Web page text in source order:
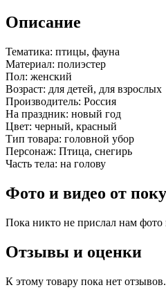
Описание
Тематика: птицы, фауна
Материал: полиэстер
Пол: женский
Возраст: для детей, для взрослых
Производитель: Россия
На праздник: новый год
Цвет: черный, красный
Тип товара: головной убор
Персонаж: Птица, снегирь
Часть тела: на голову
Фото и видео от
Пока никто не прислал нам фото
Отзывы и оценки
К этому товару пока нет отзывов.